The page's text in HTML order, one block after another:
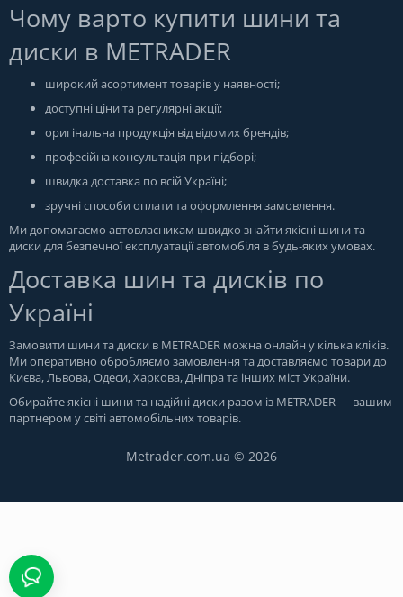
Чому варто купити шини та
диски в METRADER
широкий асортимент товарів у наявності;
доступні ціни та регулярні акції;
оригінальна продукція від відомих брендів;
професійна консультація при підборі;
швидка доставка по всій Україні;
зручні способи оплати та оформлення замовлення.
Ми допомагаємо автовласникам швидко знайти якісні шини та
диски для безпечної експлуатації автомобіля в будь-яких умовах.
Доставка шин та дисків по
Україні
Замовити шини та диски в METRADER можна онлайн у кілька кліків.
Ми оперативно обробляємо замовлення та доставляємо товари до
Києва, Львова, Одеси, Харкова, Дніпра та інших міст України.
Обирайте якісні шини та надійні диски разом із METRADER — вашим
партнером у світі автомобільних товарів.
Metrader.com.ua © 2026